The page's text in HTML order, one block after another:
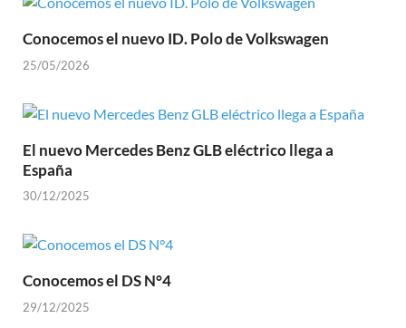
Conocemos el nuevo ID. Polo de Volkswagen
25/05/2026
El nuevo Mercedes Benz GLB eléctrico llega a
España
30/12/2025
Conocemos el DS N°4
29/12/2025